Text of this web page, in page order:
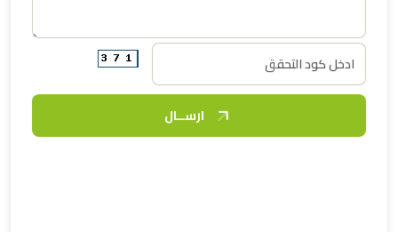
ارســال